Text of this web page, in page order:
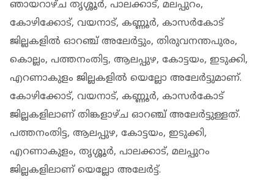
ഞായറാഴ്ച തൃശ്ശൂര്‍, പാലക്കാട്, മലപ്പുറം,
കോഴിക്കോട്, വയനാട്, കണ്ണൂര്‍, കാസര്‍കോട്
ജില്ലകളില്‍ ഓറഞ്ച് അലേര്‍ട്ടും, തിരുവനന്തപുരം,
കൊല്ലം, പത്തനംതിട്ട, ആലപ്പുഴ, കോട്ടയം, ഇടുക്കി,
എറണാകുളം ജില്ലകളില്‍ യെല്ലോ അലേര്‍ട്ടുമാണ്.
കോഴിക്കോട്, വയനാട്, കണ്ണൂര്‍, കാസര്‍കോട്
ജില്ലകളിലാണ് തിങ്കളാഴ്ച ഓറഞ്ച് അലേര്‍ട്ടുള്ളത്.
പത്തനംതിട്ട, ആലപ്പുഴ, കോട്ടയം, ഇടുക്കി,
എറണാകുളം, തൃശ്ശൂര്‍, പാലക്കാട്, മലപ്പുറം
ജില്ലകളിലാണ് യെല്ലോ അലേര്‍ട്ട്.